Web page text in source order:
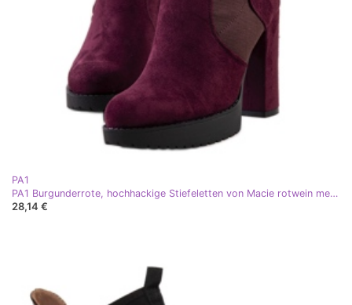
PA1
PA1 Burgunderrote, hochhackige Stiefeletten von Macie rotwein mehrfarbig
28,14 €